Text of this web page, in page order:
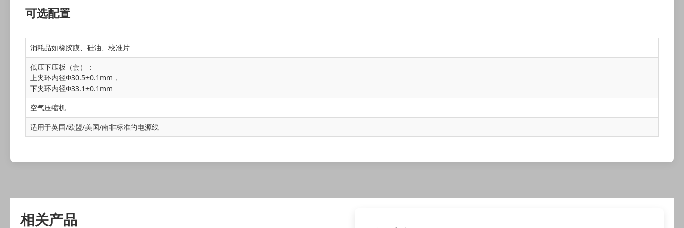
可选配置
消耗品如橡胶膜、硅油、校准片
低压下压板（套）：
上夹环内径Φ30.5±0.1mm，
下夹环内径Φ33.1±0.1mm
空气压缩机
适用于英国/欧盟/美国/南非标准的电源线
相关产品